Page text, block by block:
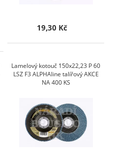
19,30 Kč
Lamelový kotouč 150x22,23 P 60
LSZ F3 ALPHAline talířový AKCE
NA 400 KS